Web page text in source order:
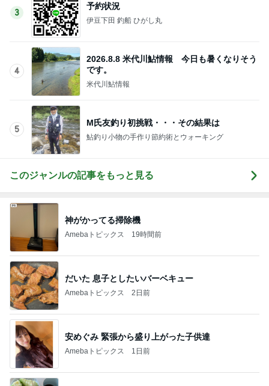
3
予約状況
伊豆下田 釣船 ひがし丸
4
2026.8.8 米代川鮎情報 今日も暑くなりそう
です。
米代川鮎情報
5
M氏友釣り初挑戦・・・その結果は
鮎釣り小物の手作り節約術とウォーキング
このジャンルの記事をもっと見る
神がかってる掃除機
Amebaトピックス 19時間前
だいた 息子としたいバーベキュー
Amebaトピックス 2日前
安めぐみ 緊張から盛り上がった子供達
Amebaトピックス 1日前